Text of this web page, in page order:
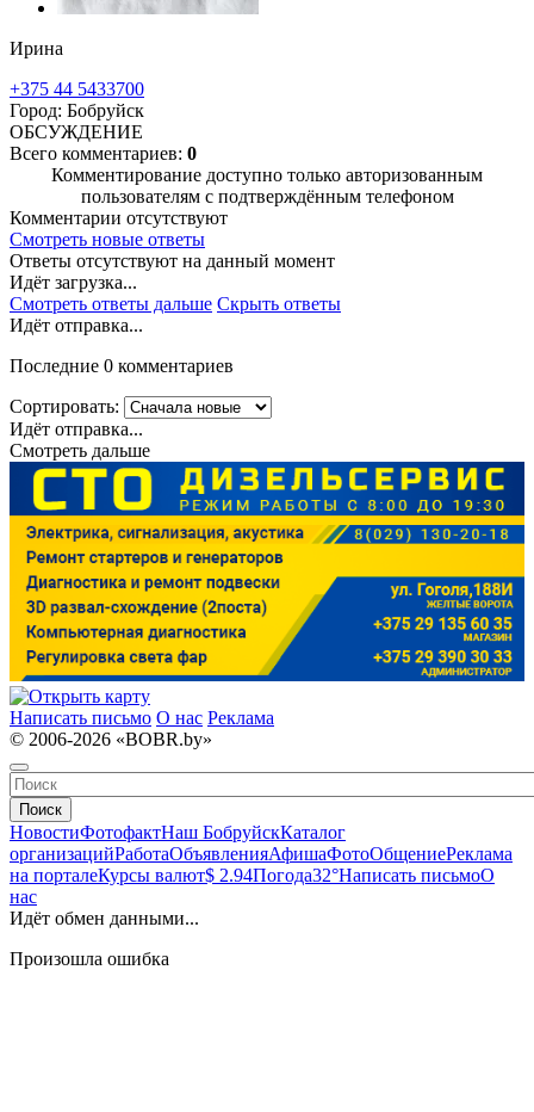
Ирина
+375 44 5433700
Город: Бобруйск
ОБСУЖДЕНИЕ
Всего комментариев: 0
Комментирование доступно только авторизованным
пользователям с подтверждённым телефоном
Комментарии отсутствуют
Смотреть новые ответы
Ответы отсутствуют на данный момент
Идёт загрузка...
Смотреть ответы дальше Скрыть ответы
Идёт отправка...
Последние 0 комментариев
Сортировать:
Идёт отправка...
Смотреть дальше
Написать письмо О нас Реклама
© 2006-2026 «BOBR.by»
Поиск
НовостиФотофактНаш БобруйскКаталог
организацийРаботаОбъявленияАфишаФотоОбщениеРеклама
на порталеКурсы валют$ 2.94Погода32°Написать письмоО
нас
Идёт обмен данными...
Произошла ошибка